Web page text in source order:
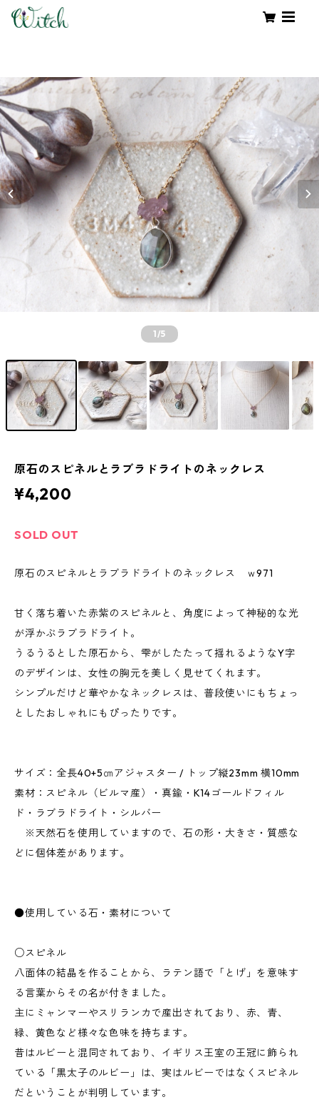
1/5
原石のスピネルとラブラドライトのネックレス
¥4,200
SOLD OUT
原石のスピネルとラブラドライトのネックレス ｗ971
甘く落ち着いた赤紫のスピネルと、角度によって神秘的な光
が浮かぶラブラドライト。
うるうるとした原石から、雫がしたたって揺れるようなY字
のデザインは、女性の胸元を美しく見せてくれます。
シンプルだけど華やかなネックレスは、普段使いにもちょっ
としたおしゃれにもぴったりです。
サイズ：全長40+5㎝アジャスター / トップ縦23mm 横10mm
素材：スピネル（ビルマ産）・真鍮・K14ゴールドフィル
ド・ラブラドライト・シルバー
※天然石を使用していますので、石の形・大きさ・質感な
どに個体差があります。
●使用している石・素材について
○スピネル
八面体の結晶を作ることから、ラテン語で「とげ」を意味す
る言葉からその名が付きました。
主にミャンマーやスリランカで産出されており、赤、青、
緑、黄色など様々な色味を持ちます。
昔はルビーと混同されており、イギリス王室の王冠に飾られ
ている「黒太子のルビー」は、実はルビーではなくスピネル
だということが判明しています。